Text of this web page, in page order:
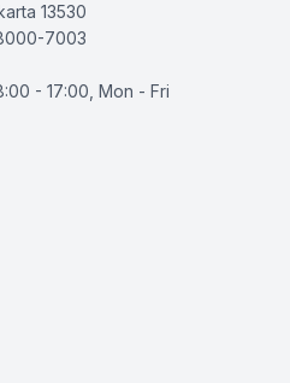
13530
7003
- 17:00, Mon - Fri